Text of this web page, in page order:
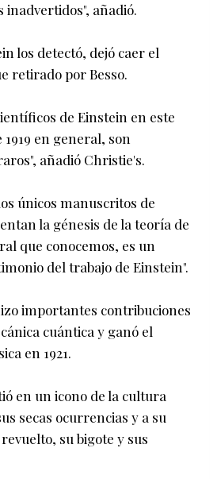
añadió.
los detectó, dejó caer el
retirado por Besso.
de Einstein en este
en general, son
añadió Christie's.
únicos manuscritos de
la génesis de la teoría de
que conocemos, es un
del trabajo de Einstein".
importantes contribuciones
cuántica y ganó el
en 1921.
en un icono de la cultura
secas ocurrencias y a su
su bigote y sus